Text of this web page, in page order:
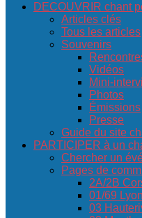
DECOUVRIR chant
Articles clés
Tous les articles
Souvenirs
Vidéos
Mini-
Photos
Émissions
Presse
Guide du site
PARTICIPER à un
Chercher un
Pages de
2A/2B
01/69 Lyon
03